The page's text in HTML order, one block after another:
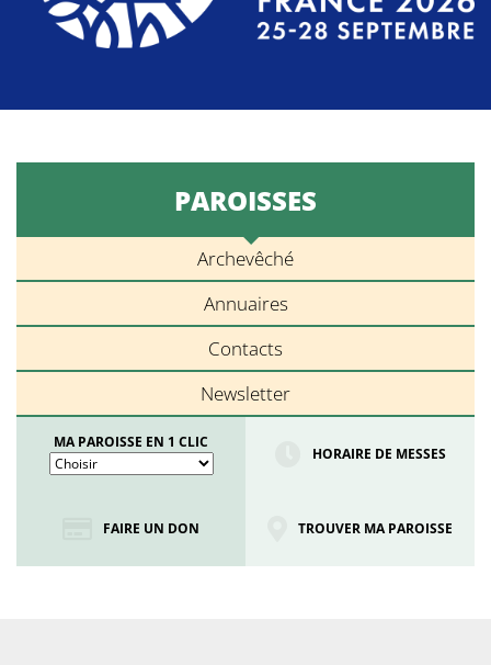
PAROISSES
Archevêché
Annuaires
Contacts
Newsletter
MA PAROISSE EN 1 CLIC
HORAIRE DE MESSES
FAIRE UN DON TROUVER MA PAROISSE